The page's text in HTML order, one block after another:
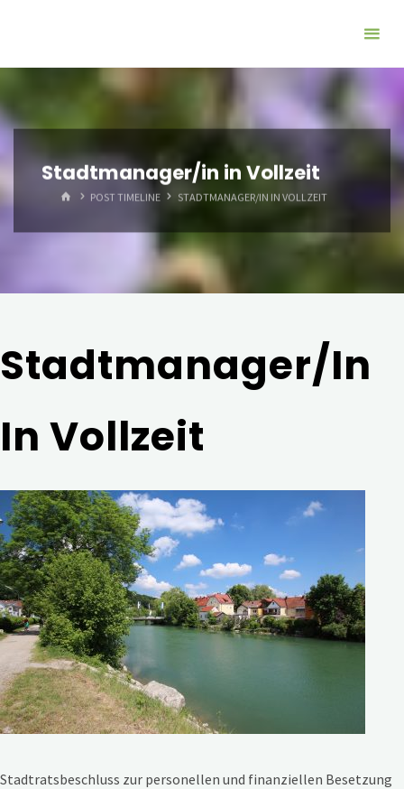
Stadtmanager/in in Vollzeit
STARTPOST TIMELINE STADTMANAGER/IN IN VOLLZEIT
Stadtmanager/in
In Vollzeit
Stadtratsbeschluss zur personellen und finanziellen Besetzung